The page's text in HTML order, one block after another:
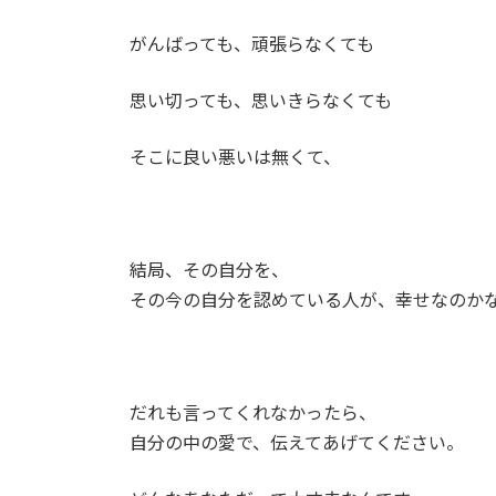
がんばっても、頑張らなくても
思い切っても、思いきらなくても
そこに良い悪いは無くて、
結局、その自分を、
その今の自分を認めている人が、幸せなのか
だれも言ってくれなかったら、
自分の中の愛で、伝えてあげてください。